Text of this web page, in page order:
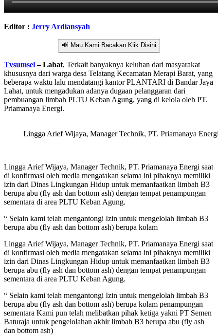
Editor : Jerry Ardiansyah
🔊 Mau Kami Bacakan Klik Disini
Tvsumsel– Lahat, Terkait banyaknya keluhan dari masyarakat
khususnya dari warga desa Telatang Kecamatan Merapi Barat, yang
beberapa waktu lalu mendatangi kantor PLANTARI di Bandar Jaya
Lahat, untuk mengadukan adanya dugaan pelanggaran dari
pembuangan limbah PLTU Keban Agung, yang di kelola oleh PT.
Priamanaya Energi.
Lingga Arief Wijaya, Manager Technik, PT. Priamanaya
Lingga Arief Wijaya, Manager Technik, PT. Priamanaya Energi saat
di konfirmasi oleh media mengatakan selama ini pihaknya memiliki
izin dari Dinas Lingkungan Hidup untuk memanfaatkan limbah B3
berupa abu (fly ash dan bottom ash) dengan tempat penampungan
sementara di area PLTU Keban Agung.
“ Selain kami telah mengantongi Izin untuk mengelolah limbah B3
berupa abu (fly ash dan bottom ash) berupa kolam
Lingga Arief Wijaya, Manager Technik, PT. Priamanaya Energi saat
di konfirmasi oleh media mengatakan selama ini pihaknya memiliki
izin dari Dinas Lingkungan Hidup untuk memanfaatkan limbah B3
berupa abu (fly ash dan bottom ash) dengan tempat penampungan
sementara di area PLTU Keban Agung.
“ Selain kami telah mengantongi Izin untuk mengelolah limbah B3
berupa abu (fly ash dan bottom ash) berupa kolam penampungan
sementara Kami pun telah melibatkan pihak ketiga yakni PT Semen
Baturaja untuk pengelolahan akhir limbah B3 berupa abu (fly ash
dan bottom ash)